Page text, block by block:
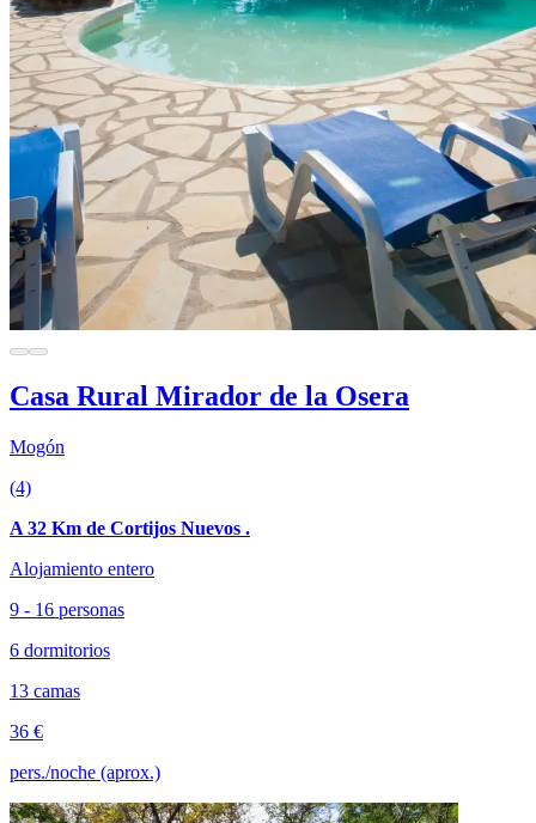
Casa Rural Mirador de la Osera
Mogón
(4)
A 32 Km de Cortijos Nuevos .
Alojamiento entero
9 - 16 personas
6 dormitorios
13 camas
36 €
pers./noche (aprox.)